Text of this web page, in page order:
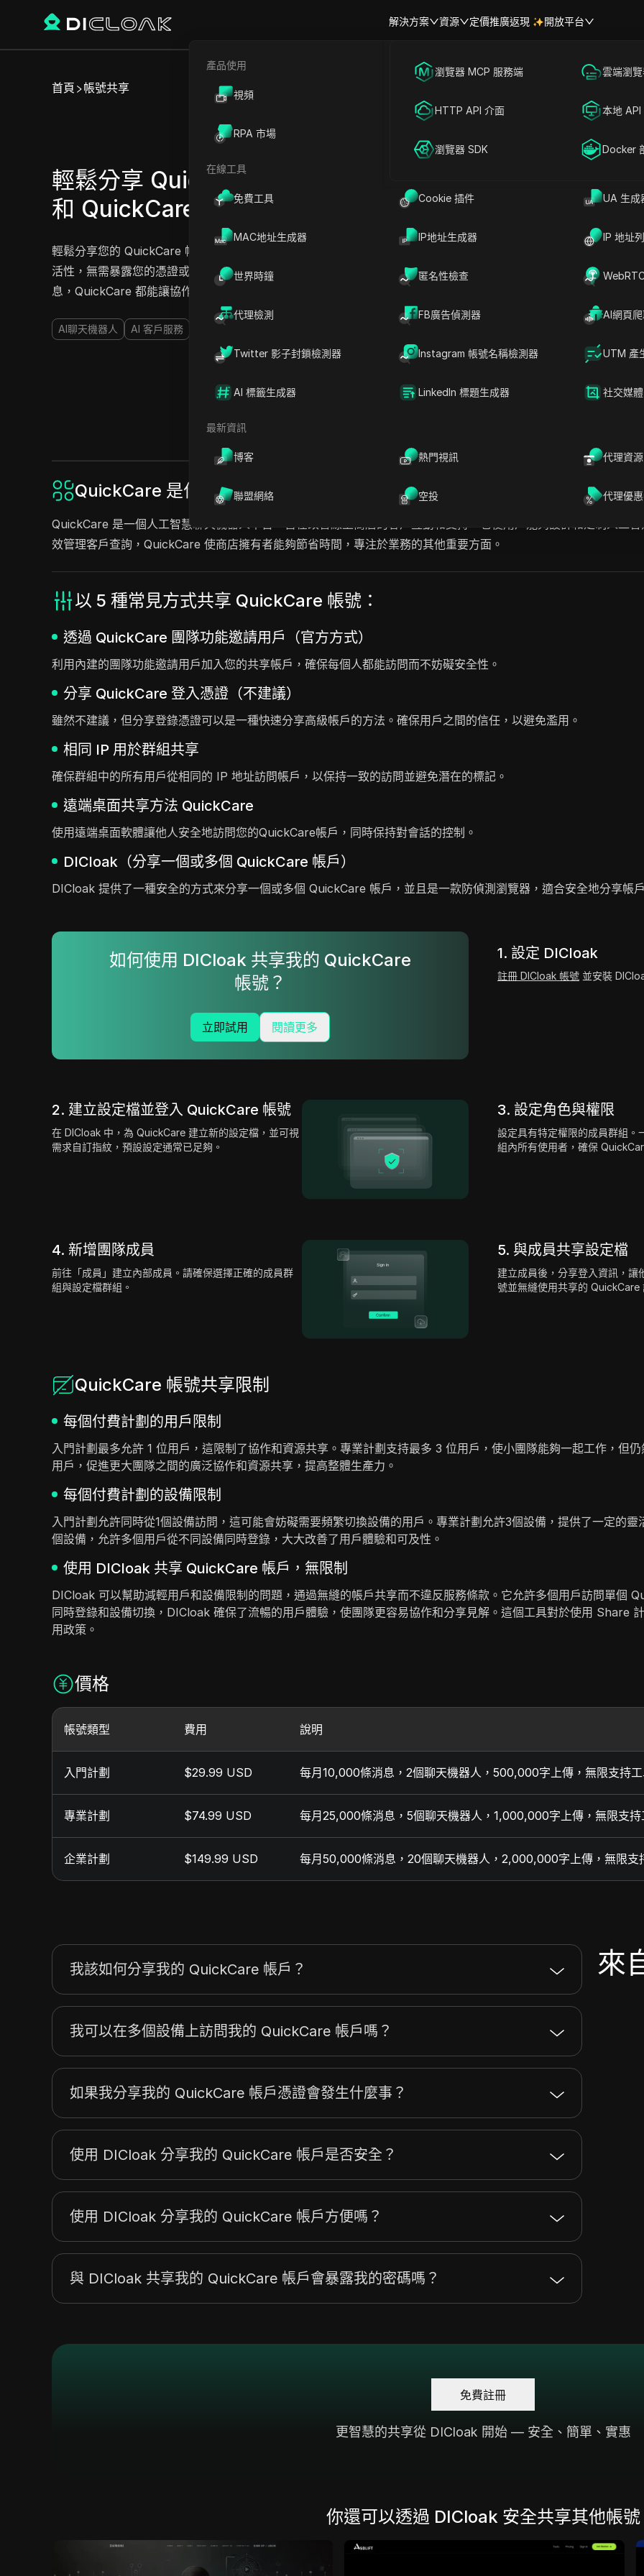
解決方案
海外社媒營銷
廣告投放
帳號共享
資源
產品使用
視頻
RPA 市場
在線工具
免費工具 Cookie 插件 UA 生成
MAC地址生成器 IP地址生成器 IP 地址
世界時鐘 匿名性檢查
代理檢測 FB廣告偵測器 AI網頁
Twitter 影子封鎖檢測器 Instagram 帳號名稱檢測器 UTM 產
AI 標籤生成器 LinkedIn 標題生成器 社交媒
最新資訊
博客 熱門視訊 代理資源
聯盟網絡 空投 代理優
定價推廣返現 開放平台
瀏覽器 MCP 服務端 雲端瀏
HTTP API 介面 本地 API
瀏覽器 SDK Docker
首頁 帳號共享
輕鬆共享 QuickCare
輕鬆分享 QuickCare 入門計劃、QuickCare 專業計劃
和 QuickCare 企業計劃帳戶
輕鬆分享您的 QuickCare 帳戶，無論是入門計劃、專業計劃還是企業計劃！享受在多個設備上訪問帳戶的靈
活性，無需暴露您的憑證或密碼。無論您是使用入門計劃的 10,000 條消息，還是企業計劃的 50,000 條消
息，QuickCare 都能讓協作變得無縫且安全。今天就開始分享您的 QuickCare 帳戶，提升您的生產力！
AI聊天機器人 AI 客戶服務 AI助理
QuickCare 是什麼？
QuickCare 是一個人工智慧聊天機器人平台，旨在改善線上商店的客戶互動和支持。它使用戶能夠設計和定制人工
效管理客戶查詢，QuickCare 使商店擁有者能夠節省時間，專注於業務的其他重要方面。
以 5 種常見方式共享 QuickCare 帳號：
透過 QuickCare 團隊功能邀請用戶（官方方式）
利用內建的團隊功能邀請用戶加入您的共享帳戶，確保每個人都能訪問而不妨礙安全性。
分享 QuickCare 登入憑證（不建議）
雖然不建議，但分享登錄憑證可以是一種快速分享高級帳戶的方法。確保用戶之間的信任，以避免濫用。
相同 IP 用於群組共享
確保群組中的所有用戶從相同的 IP 地址訪問帳戶，以保持一致的訪問並避免潛在的標記。
遠端桌面共享方法 QuickCare
使用遠端桌面軟體讓他人安全地訪問您的QuickCare帳戶，同時保持對會話的控制。
DICloak（分享一個或多個 QuickCare 帳戶）
DICloak 提供了一種安全的方式來分享一個或多個 QuickCare 帳戶，並且是一款防偵測瀏覽器，適合安全地分享帳
如何使用 DICloak 共享我的 QuickCare
帳號？
立即試用 閱讀更多
1. 設定 DICloak
註冊 DICloak 帳號 並安裝
2. 建立設定檔並登入 QuickCare 帳號
在 DICloak 中，為 QuickCare 建立新的設定檔，並可視
需求自訂指紋，預設設定通常已足夠。
3. 設定角色與權限
設定具有特定權限的成員群組。
組內所有使用者，確保
4. 新增團隊成員
前往「成員」建立內部成員。請確保選擇正確的成員群
組與設定檔群組。
5. 與成員共享設定檔
建立成員後，分享登入資訊，讓
號並無縫使用共享的 QuickCare
QuickCare 帳號共享限制
每個付費計劃的用戶限制
入門計劃最多允許 1 位用戶，這限制了協作和資源共享。專業計劃支持最多 3 位用戶，使小團隊能夠一起工作，但
用戶，促進更大團隊之間的廣泛協作和資源共享，提高整體生產力。
每個付費計劃的設備限制
入門計劃允許同時從1個設備訪問，這可能會妨礙需要頻繁切換設備的用戶。專業計劃允許3個設備，提供了一定的
個設備，允許多個用戶從不同設備同時登錄，大大改善了用戶體驗和可及性。
使用 DICloak 共享 QuickCare 帳戶，無限制
DICloak 可以幫助減輕用戶和設備限制的問題，通過無縫的帳戶共享而不違反服務條款。它允許多個用戶訪問單個
同時登錄和設備切換，DICloak 確保了流暢的用戶體驗，使團隊更容易協作和分享見解。這個工具對於使用 Share
用政策。
價格
帳號類型 費用 說明
入門計劃 $29.99 USD 每月10,000條消息，2個聊天機器人，500,000字上傳，無限支持
專業計劃 $74.99 USD 每月25,000條消息，5個聊天機器人，1,000,000字上傳，無限支
企業計劃 $149.99 USD 每月50,000條消息，20個聊天機器人，2,000,000字上傳，無限支
來
我該如何分享我的 QuickCare 帳戶？
我可以在多個設備上訪問我的 QuickCare 帳戶嗎？
如果我分享我的 QuickCare 帳戶憑證會發生什麼事？
使用 DICloak 分享我的 QuickCare 帳戶是否安全？
使用 DICloak 分享我的 QuickCare 帳戶方便嗎？
與 DICloak 共享我的 QuickCare 帳戶會暴露我的密碼嗎？
免費註冊
更智慧的共享從 DICloak 開始 — 安全、簡單、實惠
你還可以透過 DICloak 安全共享其他帳號